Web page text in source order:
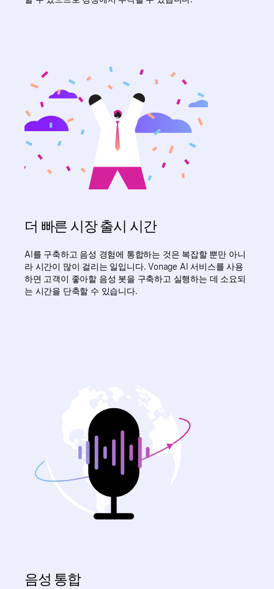
더 빠른 시장 출시 시간
AI를 구축하고 음성 경험에 통합하는 것은 복잡할 뿐만 아니
라 시간이 많이 걸리는 일입니다. Vonage AI 서비스를 사용
하면 고객이 좋아할 음성 봇을 구축하고 실행하는 데 소요되
는 시간을 단축할 수 있습니다.
음성 통합